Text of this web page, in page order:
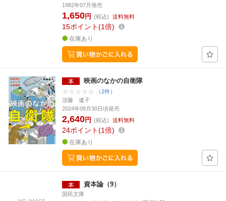
1982年07月発売
1,650円 (税込) 送料無料
15ポイント 1倍
在庫あり
映画のなかの自衛隊
（2件）
須藤 遙子
2024年09月30日頃発売
2,640円 (税込) 送料無料
24ポイント 1倍
在庫あり
資本論（9）
国民文庫